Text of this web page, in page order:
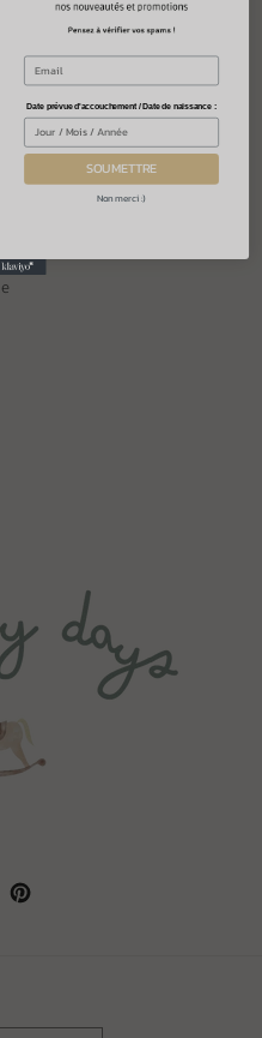
Pinterest
Date prévue d'accouchement / Date de naissance :
SOUMETTRE
Non merci :)